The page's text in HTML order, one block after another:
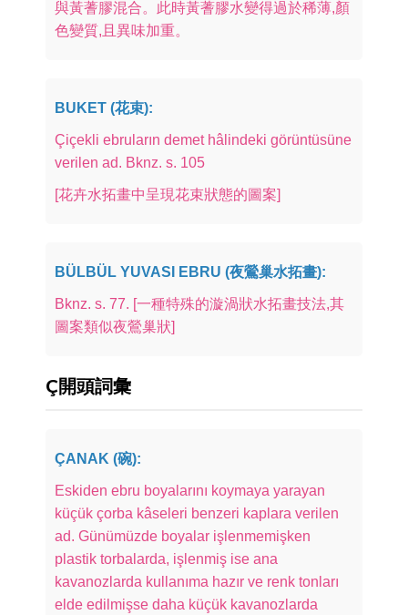
與黃蓍膠混合。此時黃蓍膠水變得過於稀薄,顏
色變質,且異味加重。
BUKET (花束):
Çiçekli ebruların demet hâlindeki görüntüsüne
verilen ad. Bknz. s. 105
[花卉水拓畫中呈現花束狀態的圖案]
BÜLBÜL YUVASI EBRU (夜鶯巢水拓畫):
Bknz. s. 77. [一種特殊的漩渦狀水拓畫技法,其
圖案類似夜鶯巢狀]
Ç開頭詞彙
ÇANAK (碗):
Eskiden ebru boyalarını koymaya yarayan
küçük çorba kâseleri benzeri kaplara verilen
ad. Günümüzde boyalar işlenmemişken
plastik torbalarda, işlenmiş ise ana
kavanozlarda kullanıma hazır ve renk tonları
elde edilmişse daha küçük kavanozlarda